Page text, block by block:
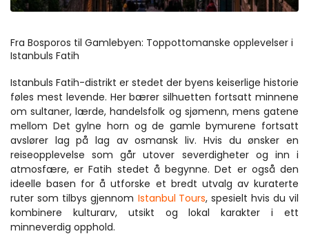
Fra Bosporos til Gamlebyen: Toppottomanske opplevelser i
Istanbuls Fatih
Istanbuls Fatih-distrikt er stedet der byens keiserlige historie
føles mest levende. Her bærer silhuetten fortsatt minnene
om sultaner, lærde, handelsfolk og sjømenn, mens gatene
mellom Det gylne horn og de gamle bymurene fortsatt
avslører lag på lag av osmansk liv. Hvis du ønsker en
reiseopplevelse som går utover severdigheter og inn i
atmosfære, er Fatih stedet å begynne. Det er også den
ideelle basen for å utforske et bredt utvalg av kuraterte
ruter som tilbys gjennom Istanbul Tours, spesielt hvis du vil
kombinere kulturarv, utsikt og lokal karakter i ett
minneverdig opphold.